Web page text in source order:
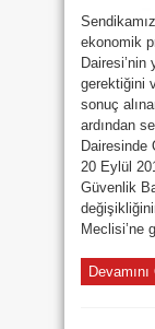
ekonomik
gerektiğini
sonuç
ardından
Dairesinde
20 Eylül
Güvenlik
Meclisi’ne